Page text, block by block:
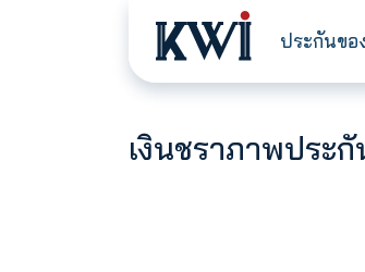
ปร
เงินชราภาพ